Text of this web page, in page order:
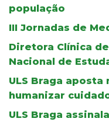
população
III Jornadas de
Diretora Clínica
Nacional de
ULS Braga
humanizar
ULS Braga